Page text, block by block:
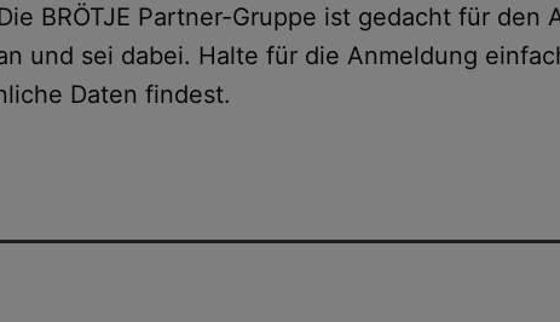
BRÖTJE Partner-Gruppe ist gedacht für den
und sei dabei. Halte für die Anmeldung
Daten findest.